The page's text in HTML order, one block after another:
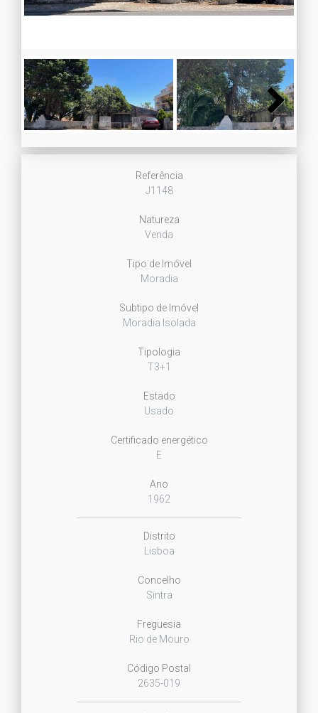
Next
Referência
J1148
Natureza
Venda
Tipo de Imóvel
Moradia
Subtipo de Imóvel
Moradia Isolada
Tipologia
T3+1
Estado
Usado
Certificado energético
E
Ano
1962
Distrito
Lisboa
Concelho
Sintra
Freguesia
Rio de Mouro
Código Postal
2635-019